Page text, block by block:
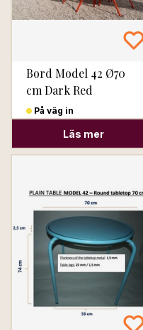
Bord Model 42 Ø70
cm Dark Red
På väg in
Läs mer